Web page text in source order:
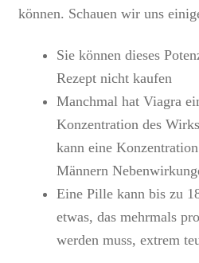
können. Schauen wir uns
Sie können dieses
Rezeptnicht kaufen
Manchmal hat Viagra
Konzentration des
kann eine
Männern
Eine Pille kann bis zu
etwas, das mehrmals
werden muss, extrem